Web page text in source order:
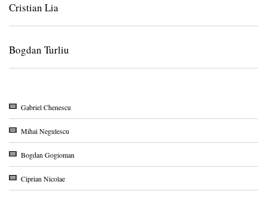
Cristian Lia
Bogdan Turliu
Gabriel Chenescu
Mihai Negulescu
Bogdan Gogioman
Ciprian Nicolae